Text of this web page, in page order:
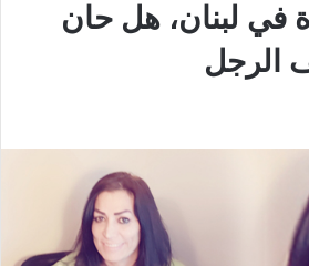
في لبنان، هل حان
الرجل